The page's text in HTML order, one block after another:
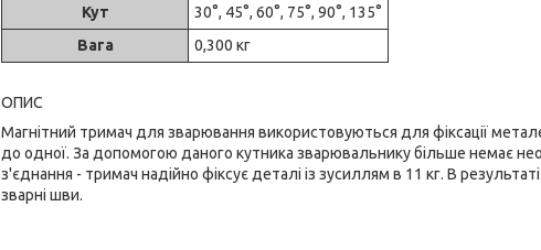
Кут
30°, 45°, 60°, 75°, 90°, 135°
Вага
0,300 кг
ОПИС
Магнітний тримач для зварювання використовуються для фіксації
до одної. За допомогою даного кутника зварювальнику більше немає
з'єднання - тримач надійно фіксує деталі із зусиллям в 11 кг. В
зварні шви.